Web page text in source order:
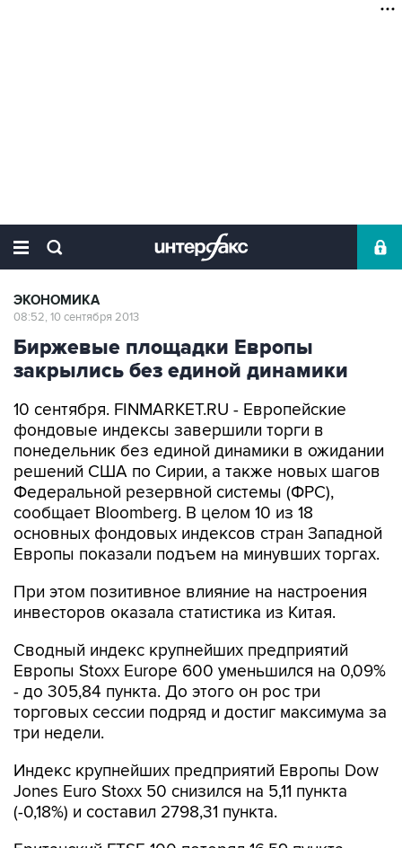
ЭКОНОМИКА
08:52, 10 сентября 2013
Биржевые площадки Европы
закрылись без единой динамики
10 сентября. FINMARKET.RU - Европейские
фондовые индексы завершили торги в
понедельник без единой динамики в ожидании
решений США по Сирии, а также новых шагов
Федеральной резервной системы (ФРС),
сообщает Bloomberg. В целом 10 из 18
основных фондовых индексов стран Западной
Европы показали подъем на минувших торгах.
При этом позитивное влияние на настроения
инвесторов оказала статистика из Китая.
Сводный индекс крупнейших предприятий
Европы Stoxx Europe 600 уменьшился на 0,09%
- до 305,84 пункта. До этого он рос три
торговых сессии подряд и достиг максимума за
три недели.
Индекс крупнейших предприятий Европы Dow
Jones Euro Stoxx 50 снизился на 5,11 пункта
(-0,18%) и составил 2798,31 пункта.